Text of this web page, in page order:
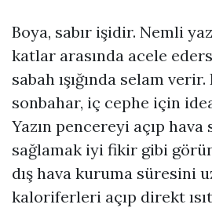
Boya, sabır işidir. Nemli
katlar arasında acele
sabah ışığında selam
sonbahar, iç cephe için
Yazın pencereyi açıp
sağlamak iyi fikir gibi
dış hava kuruma süresini
kaloriferleri açıp direkt